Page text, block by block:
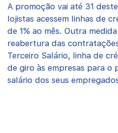
A promoção vai até 31
lojistas acessem linhas de
de 1% ao mês. Outra
reabertura das
Terceiro Salário, linha de
de giro às empresas para o
salário dos seus